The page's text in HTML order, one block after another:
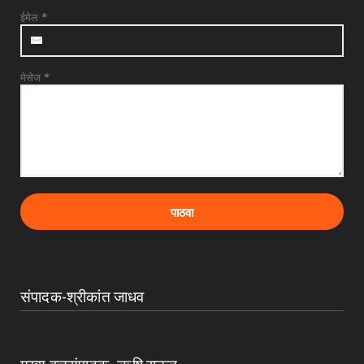
ईमेल *
मेसेज *
संपादक-श्रीकांत जाधव